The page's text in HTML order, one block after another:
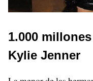
1.000
Kylie Jenner